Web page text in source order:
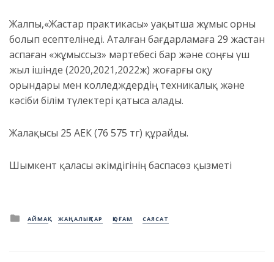
Жалпы,«Жастар практикасы» уақытша жұмыс орны
болып есептелінеді. Аталған бағдарламаға 29 жастан
аспаған «жұмыссыз» мәртебесі бар және соңғы үш
жыл ішінде (2020,2021,2022ж) жоғарғы оқу
орындары мен колледждердің техникалық және
кәсіби білім түлектері қатыса алады.
Жалақысы 25 АЕК (76 575 тг) құрайды.
Шымкент қаласы әкімдігінің баспасөз қызметі
Posted
in
АЙМАҚ ЖАҢАЛЫҚТАР ҚОҒАМ САЯСАТ